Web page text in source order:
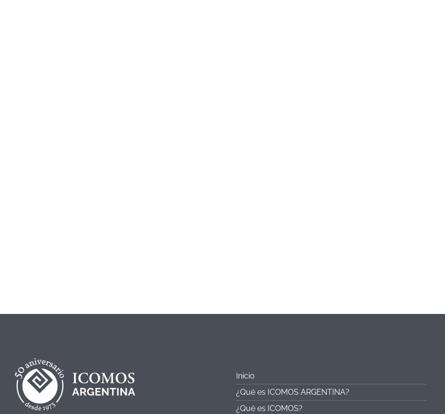
Inicio
¿Qué es ICOMOS ARGENTINA?
¿Qué es ICOMOS?